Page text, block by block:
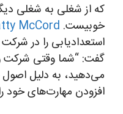
که از شغلی به شغلی
خوبیست. McCord
گفت: “شما وقتی شرکت
می‌دهید، به دلیل
افزودن مهارت‌های خود